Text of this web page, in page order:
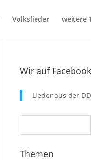
Volkslieder weitere
Wir auf Facebook
Lieder aus der
Themen